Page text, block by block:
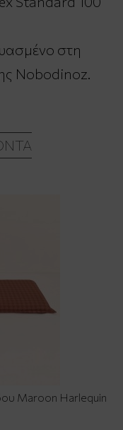
στη
Nobodinoz.
Maroon Harlequin